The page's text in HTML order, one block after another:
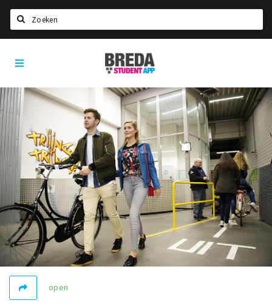
HOME
STUDEREN
Voel je thuis in Breda | GoodMood
Welkom in Breda
Studentenverenigingen
Studentenraad
Studentenroutes
New in town? Check FAQ!
WONEN
Woonruimte
Inschrijven gemeente
Breda
Student
open